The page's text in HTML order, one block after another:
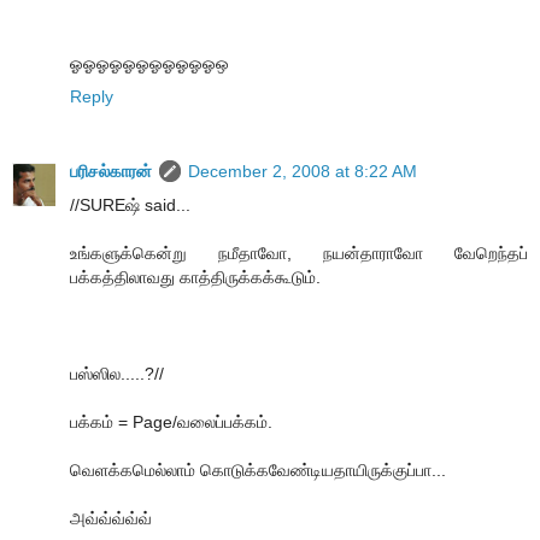
ஓஓஓஓஓஓஓஓஓஓஓஒ
Reply
பரிசல்காரன்
December 2, 2008 at 8:22 AM
//SUREஷ் said...
உங்களுக்கென்று நமீதாவோ, நயன்தாராவோ வேறெந்தப்
பக்கத்திலாவது காத்திருக்கக்கூடும்.
பஸ்ஸில.....?//
பக்கம் = Page/வலைப்பக்கம்.
வெளக்கமெல்லாம் கொடுக்கவேண்டியதாயிருக்குப்பா...
அவ்வ்வ்வ்வ்